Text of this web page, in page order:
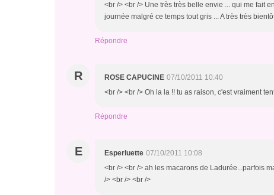
<br /> <br /> Une très très belle envie ... qui me fait
journée malgré ce temps tout gris ... A très très
Répondre
R ROSE CAPUCINE 07/10/2011 10:40
<br /> <br /> Oh la la !! tu as raison, c'est vraiment
Répondre
E Esperluette 07/10/2011 10:08
<br /> <br /> ah les macarons de Ladurée...parfois
/> <br /> <br />